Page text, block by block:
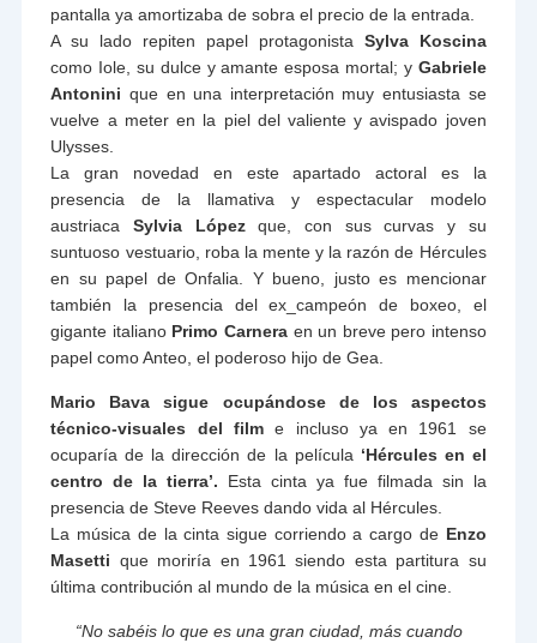
pantalla ya amortizaba de sobra el precio de la entrada.
A su lado repiten papel protagonista Sylva Koscina
como Iole, su dulce y amante esposa mortal; y Gabriele
Antonini que en una interpretación muy entusiasta se
vuelve a meter en la piel del valiente y avispado joven
Ulysses.
La gran novedad en este apartado actoral es la
presencia de la llamativa y espectacular modelo
austriacaSylvia Lópezque, con sus curvas y su
suntuoso vestuario, roba la mente y la razón de Hércules
en su papel de Onfalia. Y bueno, justo es mencionar
también la presencia del ex_campeón de boxeo, el
gigante italiano Primo Carnera en un breve pero intenso
papel como Anteo, el poderoso hijo de Gea.
Mario Bava sigue ocupándose de los aspectos
técnico-visuales del filme incluso ya en 1961 se
ocuparía de la dirección de la película ‘Hércules en el
centro de la tierra’. Esta cinta ya fue filmada sin la
presencia de Steve Reeves dando vida al Hércules.
La música de la cinta sigue corriendo a cargo deEnzo
Masetti que moriría en 1961 siendo esta partitura su
última contribución al mundo de la música en el cine.
“No sabéis lo que es una gran ciudad, más cuando